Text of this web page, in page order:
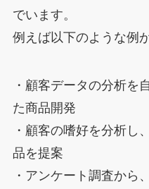
でいます。
例えば以下のような例
・顧客データの分析を
た商品開発
・顧客の嗜好を分析し
品を提案
・アンケート調査から